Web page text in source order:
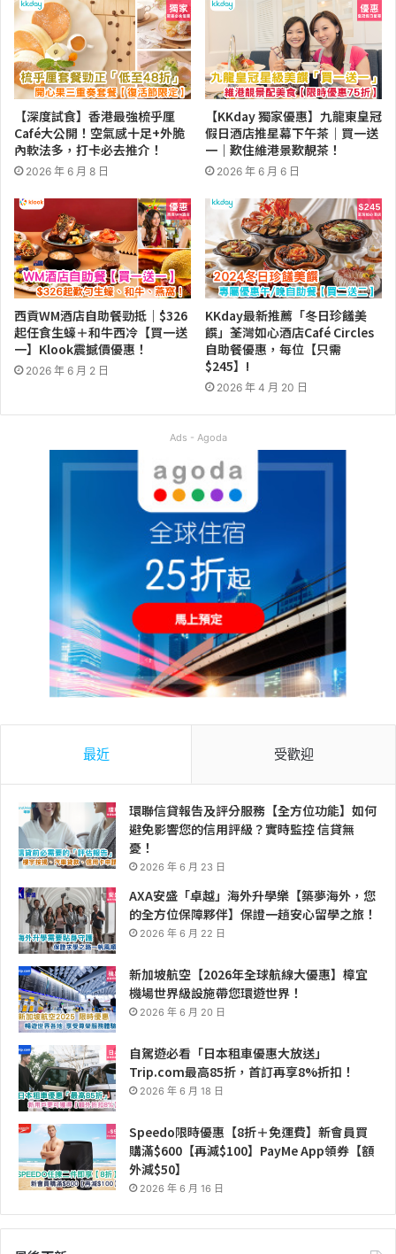
【深度試食】香港最強梳乎厘
Café大公開！空氣感十足+外脆
內軟法多，打卡必去推介！
2026 年 6 月 8 日
【KKday 獨家優惠】九龍東皇冠
假日酒店推星幕下午茶｜買一送
一｜歎住維港景歎靚茶！
2026 年 6 月 6 日
西貢WM酒店自助餐勁抵｜$326
起任食生蠔＋和牛西冷【買一送
一】Klook震撼價優惠！
2026 年 6 月 2 日
KKday最新推薦「冬日珍饈美
饌」荃灣如心酒店Café Circles
自助餐優惠，每位【只需
$245】!
2026 年 4 月 20 日
Ads - Agoda
最近 受歡迎
環聯信貸報告及評分服務【全方位功能】如何
避免影響您的信用評級？實時監控 信貸無
憂！
2026 年 6 月 23 日
AXA安盛「卓越」海外升學樂【築夢海外，您
的全方位保障夥伴】保證一趟安心留學之旅！
2026 年 6 月 22 日
新加坡航空【2026年全球航線大優惠】樟宜
機場世界級設施帶您環遊世界！
2026 年 6 月 20 日
自駕遊必看「日本租車優惠大放送」
Trip.com最高85折，首訂再享8%折扣！
2026 年 6 月 18 日
Speedo限時優惠【8折＋免運費】新會員買
購滿$600【再減$100】PayMe App領券【額
外減$50】
2026 年 6 月 16 日